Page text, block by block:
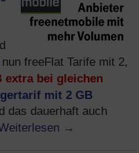
nun freeFlat Tarife mit 2,
extra bei gleichen
mit 2 GB
das dauerhaft auch
→